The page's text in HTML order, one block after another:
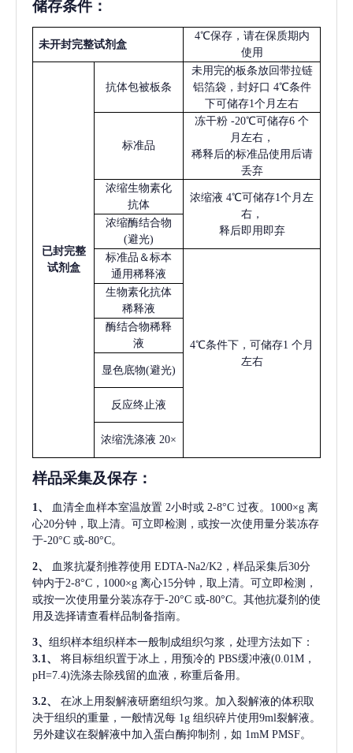
储存条件：
未开封完整试剂盒
4℃保存，请在保质期内
使用
已封完整
试剂盒
抗体包被板条
未用完的板条放回带拉链
铝箔袋，封好口 4℃条件
下可储存1个月左右
标准品
冻干粉 -20℃可储存6 个
月左右，
稀释后的标准品使用后请
丢弃
浓缩生物素化
抗体
浓缩液 4℃可储存1个月左
右，
释后即用即弃
浓缩酶结合物
(避光)
标准品＆标本
通用稀释液
4℃条件下，可储存1 个月
左右
生物素化抗体
稀释液
酶结合物稀释
液
显色底物(避光)
反应终止液
浓缩洗涤液 20×
样品采集及保存 ：
1、 血清全血样本室温放置 2小时或 2-8°C 过夜。1000×g 离
心20分钟，取上清。可立即检测，或按一次使用量分装冻存
于-20°C 或-80°C。
2、 血浆抗凝剂推荐使用 EDTA-Na2/K2，样品采集后30分
钟内于2-8°C，1000×g 离心15分钟，取上清。可立即检测，
或按一次使用量分装冻存于-20°C 或-80°C。其他抗凝剂的使
用及选择请查看样品制备指南。
3、 组织样本组织样本一般制成组织匀浆，处理方法如下：
3.1、
将目标组织置于冰上，用预冷的 PBS缓冲液(0.01M，
pH=7.4)洗涤去除残留的血液，称重后备用。
3.2、
在冰上用裂解液研磨组织匀浆。加入裂解液的体积取
决于组织的重量，一般情况每 1g 组织碎片使用9ml裂解液。
另外建议在裂解液中加入蛋白酶抑制剂，如 1mM PMSF。